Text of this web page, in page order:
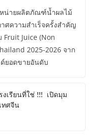
น่ายผลิตภัณฑ์น้ำผลไม้
ศความสำเร็จครั้งสำคัญ
Juice (Non
2025-2026 จาก
ยอดขายอันดับ
งเรียนที่ใช่ !!! เปิดมุม
ทศจีน